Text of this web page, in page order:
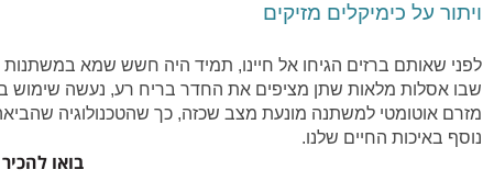
ויתור על כימיקלים מזיקים
לפני שאותם ברזים הגיחו אל חיינו, תמיד היה חשש שמא
שבו אסלות מלאות שתן מציפים את החדר בריח רע, נעשה שימוש
מזרם אוטומטי למשתנה מונעת מצב שכזה, כך שהטכנולוגיה
נוסף באיכות החיים שלנו.
בואו